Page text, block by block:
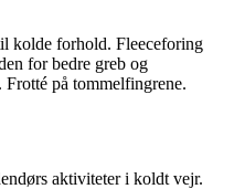
kolde forhold. Fleeceforing
for bedre greb og
på tommelfingrene.
aktiviteter i koldt vejr.